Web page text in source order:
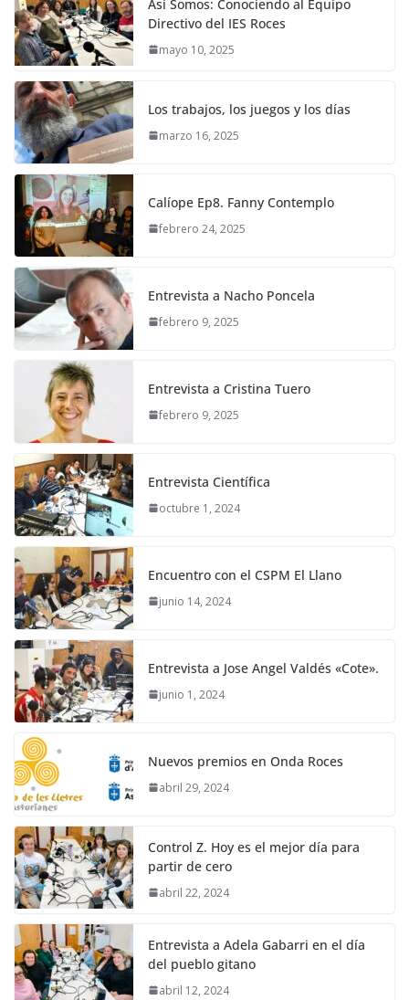
Así Somos: Conociendo al Equipo
Directivo del IES Roces
mayo 10, 2025
Los trabajos, los juegos y los días
marzo 16, 2025
Calíope Ep8. Fanny Contemplo
febrero 24, 2025
Entrevista a Nacho Poncela
febrero 9, 2025
Entrevista a Cristina Tuero
febrero 9, 2025
Entrevista Científica
octubre 1, 2024
Encuentro con el CSPM El Llano
junio 14, 2024
Entrevista a Jose Angel Valdés «Cote».
junio 1, 2024
Nuevos premios en Onda Roces
abril 29, 2024
Control Z. Hoy es el mejor día para
partir de cero
abril 22, 2024
Entrevista a Adela Gabarri en el día
del pueblo gitano
abril 12, 2024